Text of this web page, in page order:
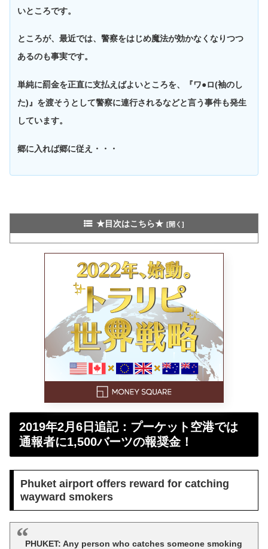
いところです。
ところが、最近では、警察をはじめ魔法が効かなくなりつつ
あるのも事実です。
単純に罰金を正直に支払えばよいところを、『ワ●ロ(袖のし
た)』を渡そうとして警察に連行されるなどと言う事件も発生
しています。
郷に入れば郷に従え・・・
★目次はこちら★
2019年2月6日追記：プーケット空港では
通報者に1,500バーツの報奨金！
Phuket airport offers reward for catching
wayward smokers
PHUKET: Any person who catches someone smoking